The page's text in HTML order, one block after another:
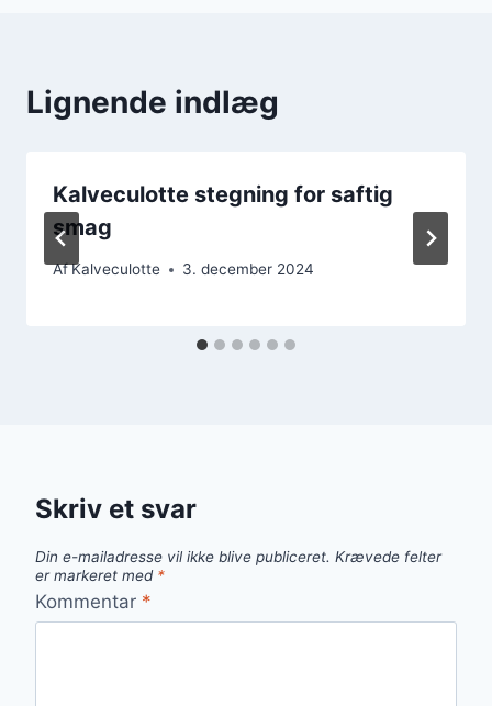
Lignende indlæg
Kalveculotte stegning for saftig
smag
AfKalveculotte 3. december 2024
Skriv et svar
Din e-mailadresse vil ikke blive publiceret. Krævede felter
er markeret med *
Kommentar *